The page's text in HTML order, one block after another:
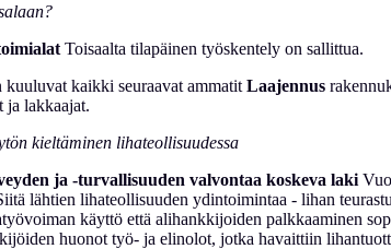
Toisaalta tilapäinen työskentely on sallittua.
kaikki seuraavat ammatit Laajennus
ja lakkaajat.
kieltäminen lihateollisuudessa
ja -turvallisuuden valvontaa koskeva laki
lähtien lihateollisuuden ydintoimintaa - lihan
käyttö että alihankkijoiden palkkaaminen
huonot työ- ja elinolot, jotka havaittiin